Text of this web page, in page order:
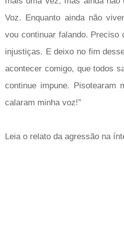
Voz. Enquanto ainda não
vou continuar falando. Preciso
injustiças. E deixo no fim
acontecer comigo, que todos
continue impune. Pisotearam
calaram minha voz!”
Leia o relato da agressão na